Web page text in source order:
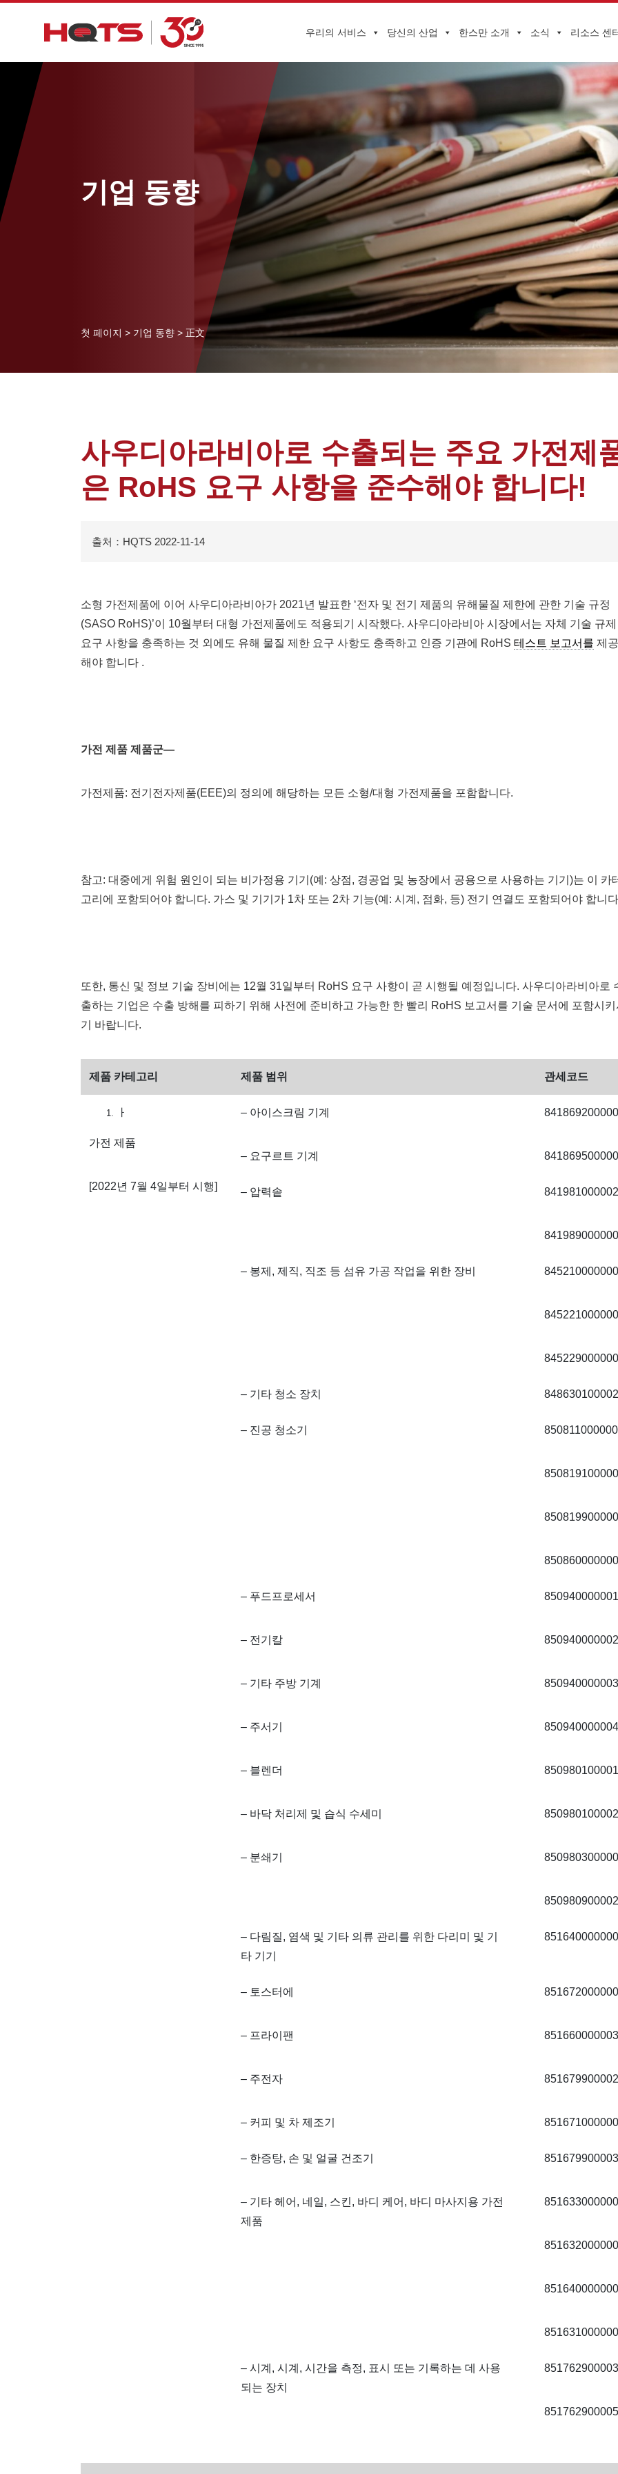
우리의 서비스 당신의 산업 한스만 소개 소식 리소스 센
기업 동향
첫 페이지 > 기업 동향 > 正文
사우디아라비아로 수출되는 주요 가전제
은 RoHS 요구 사항을 준수해야 합니다!
출처：HQTS 2022-11-14
소형 가전제품에 이어 사우디아라비아가 2021년 발표한 ‘전자 및 전기 제품의 유해물질 제한에 관한 기술 규정
(SASO RoHS)’이 10월부터 대형 가전제품에도 적용되기 시작했다. 사우디아라비아 시장에서는 자체 기술 규제
요구 사항을 충족하는 것 외에도 유해 물질 제한 요구 사항도 충족하고 인증 기관에 RoHS 테스트 보고서를 제공
해야 합니다 .
가전 제품 제품군—
가전제품: 전기전자제품(EEE)의 정의에 해당하는 모든 소형/대형 가전제품을 포함합니다.
참고: 대중에게 위험 원인이 되는 비가정용 기기(예: 상점, 경공업 및 농장에서 공용으로 사용하는 기기)는 이 카
고리에 포함되어야 합니다. 가스 및 기기가 1차 또는 2차 기능(예: 시계, 점화, 등) 전기 연결도 포함되어야 합니
또한, 통신 및 정보 기술 장비에는 12월 31일부터 RoHS 요구 사항이 곧 시행될 예정입니다. 사우디아라비아로
출하는 기업은 수출 방해를 피하기 위해 사전에 준비하고 가능한 한 빨리 RoHS 보고서를 기술 문서에 포함시키
기 바랍니다.
제품 카테고리 제품 범위 관세코드
ㅏ
가전 ​​제품
[2022년 7월 4일부터 시행]
– 아이스크림 기계
– 요구르트 기계
841869200000
841869500000
– 압력솥 841981000002
841989000000
– 봉제, 제직, 직조 등 섬유 가공 작업을 위한 장비 845210000000
845221000000
845229000000
– 기타 청소 장치 848630100002
– 진공 청소기 850811000000
850819100000
850819900000
850860000000
– 푸드프로세서
– 전기칼
– 기타 주방 기계
– 주서기
– 블렌더
– 바닥 처리제 및 습식 수세미
– 분쇄기
850940000001
850940000002
850940000003
850940000004
850980100001
850980100002
850980300000
850980900002
– 다림질, 염색 및 기타 의류 관리를 위한 다리미 및 기
타 기기
851640000000
– 토스터에
– 프라이팬
– 주전자
– 커피 및 차 제조기
851672000000
851660000003
851679900002
851671000000
– 한증탕, 손 및 얼굴 건조기
– 기타 헤어, 네일, 스킨, 바디 케어, 바디 마사지용 가전
제품
851679900003
851633000000
851632000000
851640000000
851631000000
– 시계, 시계, 시간을 측정, 표시 또는 기록하는 데 사용
되는 장치
851762900003
851762900005